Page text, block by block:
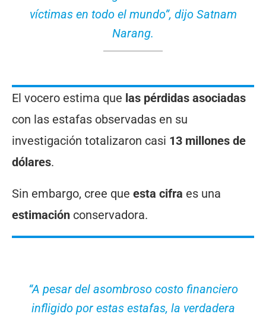
víctimas en todo el mundo”, dijo Satnam
Narang.
El vocero estima que las pérdidas asociadas
con las estafas observadas en su
investigación totalizaron casi 13 millones de
dólares.
Sin embargo, cree que esta cifra es una
estimación conservadora.
“A pesar del asombroso costo financiero
infligido por estas estafas, la verdadera